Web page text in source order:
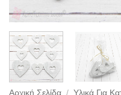
Αρχική Σελίδα / Υλικά Για